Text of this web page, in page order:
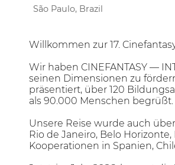
São Paulo, Brazil
Willkommen zur 17.
Wir haben CINEFANTASY —
seinen Dimensionen zu
präsentiert, über 120
als 90.000 Menschen begrüßt.
Unsere Reise wurde auch
Rio de Janeiro, Belo
Kooperationen in Spanien,